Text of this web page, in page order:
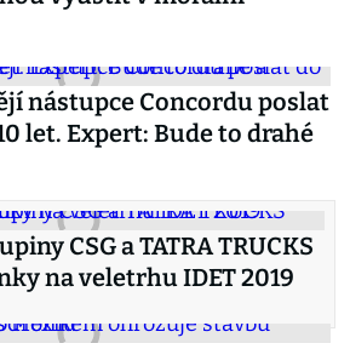
nástupce Concordu poslat
let. Expert: Bude to drahé
CSG a TATRA TRUCKS
na veletrhu IDET 2019